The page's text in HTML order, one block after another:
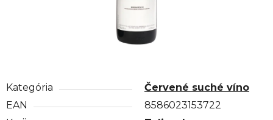
Kategória
Červené suché víno
EAN
8586023153722